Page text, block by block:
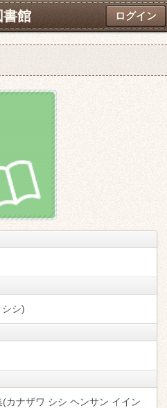
書館 ログイン
シ)
カナザワ シシ ヘンサン イイン